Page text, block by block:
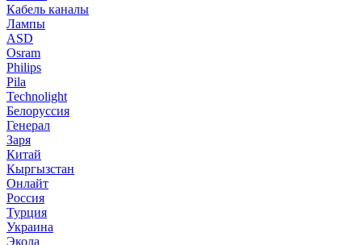
Кабель каналы
Лампы
ASD
Osram
Philips
Pila
Technolight
Белоруссия
Генерал
Заря
Китай
Кыргызстан
Онлайт
Россия
Турция
Украина
Экола